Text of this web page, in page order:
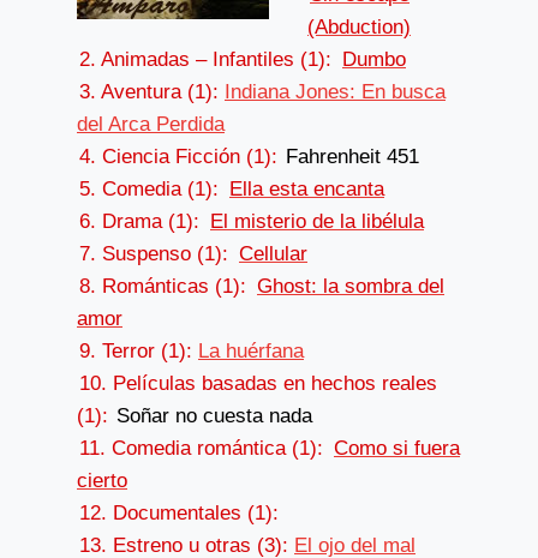
(Abduction)
2. Animadas – Infantiles (1): Dumbo
3. Aventura (1): Indiana Jones: En busca
del Arca Perdida
4. Ciencia Ficción (1): Fahrenheit 451
5. Comedia (1): Ella esta encanta
6. Drama (1): El misterio de la libélula
7. Suspenso (1): Cellular
8. Románticas (1): Ghost: la sombra del
amor
9. Terror (1): La huérfana
10. Películas basadas en hechos reales
(1): Soñar no cuesta nada
11. Comedia romántica (1): Como si fuera
cierto
12. Documentales (1):
13. Estreno u otras (3): El ojo del mal